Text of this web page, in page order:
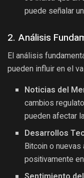
puede señalar
2. Análisis
El análisis
pueden influir en el
Noticias del
cambios
pueden afectar
Desarrollos
Bitcoin o
positivamente